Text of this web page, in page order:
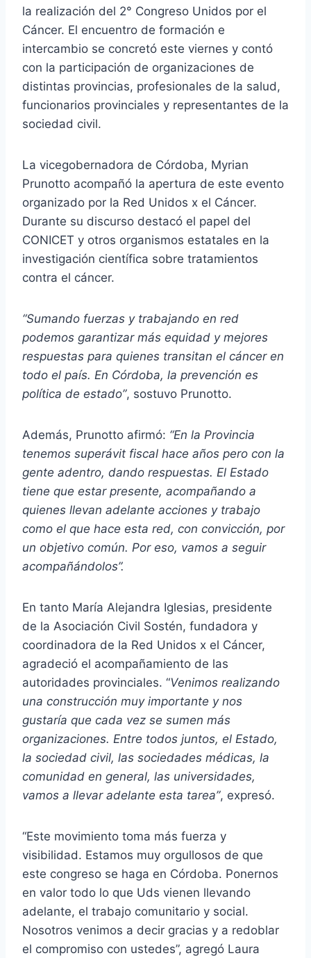
la realización del 2° Congreso Unidos por el
Cáncer. El encuentro de formación e
intercambio se concretó este viernes y contó
con la participación de organizaciones de
distintas provincias, profesionales de la salud,
funcionarios provinciales y representantes de la
sociedad civil.
La vicegobernadora de Córdoba, Myrian
Prunotto acompañó la apertura de este evento
organizado por la Red Unidos x el Cáncer.
Durante su discurso destacó el papel del
CONICET y otros organismos estatales en la
investigación científica sobre tratamientos
contra el cáncer.
“Sumando fuerzas y trabajando en red
podemos garantizar más equidad y mejores
respuestas para quienes transitan el cáncer en
todo el país. En Córdoba, la prevención es
política de estado”, sostuvo Prunotto.
Además, Prunotto afirmó: “En la Provincia
tenemos superávit fiscal hace años pero con la
gente adentro, dando respuestas. El Estado
tiene que estar presente, acompañando a
quienes llevan adelante acciones y trabajo
como el que hace esta red, con convicción, por
un objetivo común. Por eso, vamos a seguir
acompañándolos”.
En tanto María Alejandra Iglesias, presidente
de la Asociación Civil Sostén, fundadora y
coordinadora de la Red Unidos x el Cáncer,
agradeció el acompañamiento de las
autoridades provinciales. “Venimos realizando
una construcción muy importante y nos
gustaría que cada vez se sumen más
organizaciones. Entre todos juntos, el Estado,
la sociedad civil, las sociedades médicas, la
comunidad en general, las universidades,
vamos a llevar adelante esta tarea”, expresó.
“Este movimiento toma más fuerza y
visibilidad. Estamos muy orgullosos de que
este congreso se haga en Córdoba. Ponernos
en valor todo lo que Uds vienen llevando
adelante, el trabajo comunitario y social.
Nosotros venimos a decir gracias y a redoblar
el compromiso con ustedes”, agregó Laura